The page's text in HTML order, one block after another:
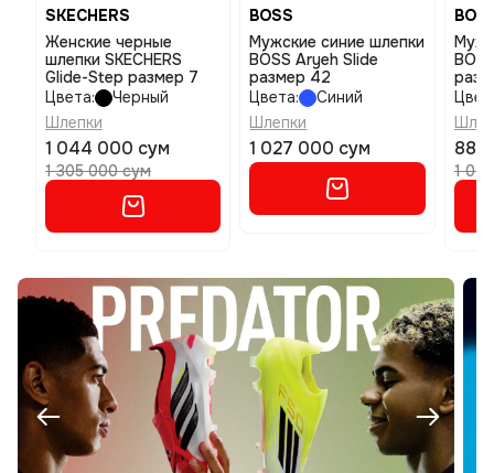
SKECHERS
Женские черные
шлепки SKECHERS
Glide-Step размер 7
Цвета:
Черный
Шлепки
1 044 000 сум
1 305 000 сум
BOSS
Мужские синие шлепки
BOSS Aryeh Slide
размер 42
Цвета:
Синий
Шлепки
1 027 000 сум 887
1